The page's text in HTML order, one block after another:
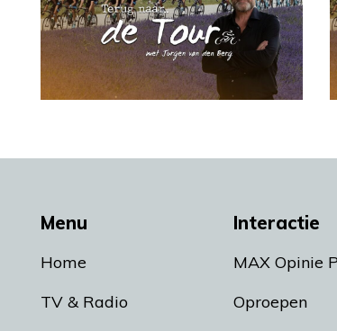
Menu
Home
TV & Radio
Interactie
MAX Opinie
Oproepen